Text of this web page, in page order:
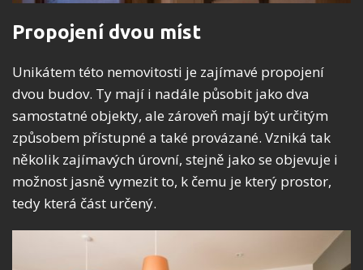
Propojení dvou míst
Unikátem této nemovitosti je zajímavé propojení
dvou budov. Ty mají i nadále působit jako dva
samostatné objekty, ale zároveň mají být určitým
způsobem přístupné a také provázané. Vzniká tak
několik zajímavých úrovní, stejně jako se objevuje i
možnost jasně vymezit to, k čemu je který prostor,
tedy která část určený.